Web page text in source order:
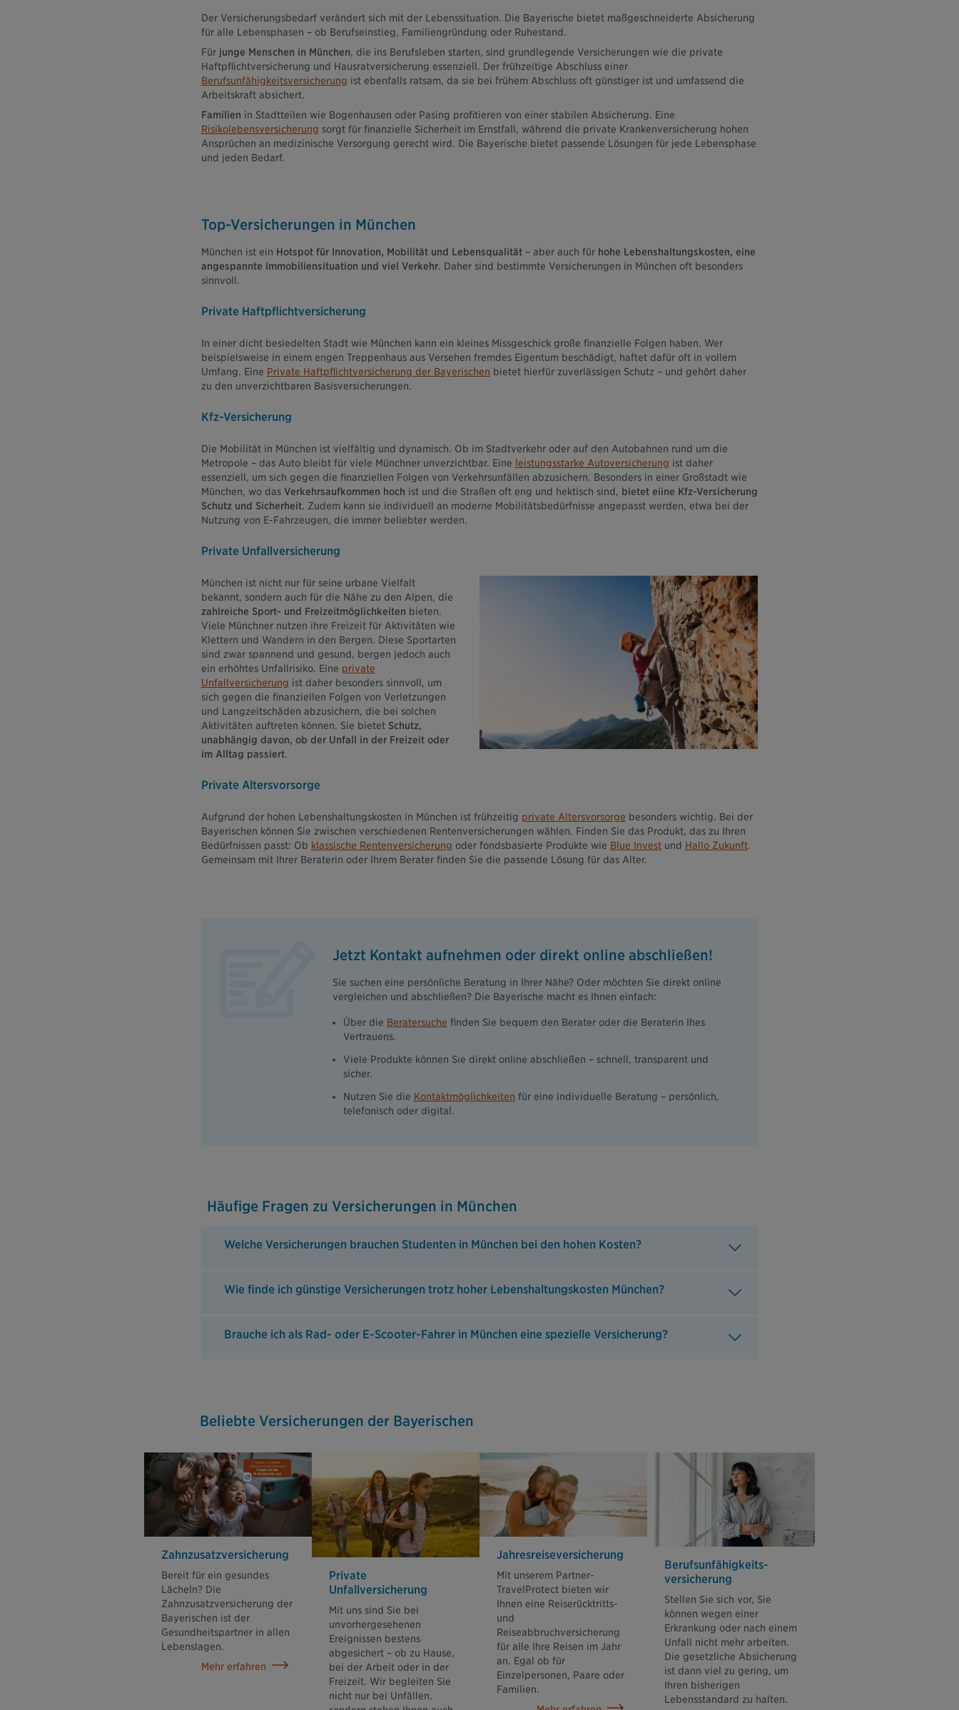
Der Versicherungsbedarf verändert sich mit der Lebenssituation. Die Bayerische bietet maßgeschneiderte Absicherung
für alle Lebensphasen – ob Berufseinstieg, Familiengründung oder Ruhestand.
Fürjunge Menschen in München, die ins Berufsleben starten, sind grundlegende Versicherungen wie die private
Haftpflichtversicherung und Hausratversicherung essenziell. Der frühzeitige Abschluss einer
Berufsunfähigkeitsversicherung ist ebenfalls ratsam, da sie bei frühem Abschluss oft günstiger ist und umfassend die
Arbeitskraft absichert.
Familien in Stadtteilen wie Bogenhausen oder Pasing profitieren von einer stabilen Absicherung. Eine
Risikolebensversicherung sorgt für finanzielle Sicherheit im Ernstfall, während die private Krankenversicherung hohen
Ansprüchen an medizinische Versorgung gerecht wird. Die Bayerische bietet passende Lösungen für jede Lebensphase
und jeden Bedarf.
Top-Versicherungen in München
München ist ein Hotspot für Innovation, Mobilität und Lebensqualität– aber auch für hohe Lebenshaltungskosten, eine
angespannte Immobiliensituation und viel Verkehr. Daher sind bestimmte Versicherungen in München oft besonders
sinnvoll.
Private Haftpflichtversicherung
In einer dicht besiedelten Stadt wie München kann ein kleines Missgeschick große finanzielle Folgen haben. Wer
beispielsweise in einem engen Treppenhaus aus Versehen fremdes Eigentum beschädigt, haftet dafür oft in vollem
Umfang. Eine Private Haftpflichtversicherung der Bayerischen bietet hierfür zuverlässigen Schutz – und gehört daher
zu den unverzichtbaren Basisversicherungen.
Kfz-Versicherung
Die Mobilität in München ist vielfältig und dynamisch. Ob im Stadtverkehr oder auf den Autobahnen rund um die
Metropole – das Auto bleibt für viele Münchner unverzichtbar. Eine leistungsstarke Autoversicherung ist daher
essenziell, um sich gegen die finanziellen Folgen von Verkehrsunfällen abzusichern. Besonders in einer Großstadt wie
München, wo das Verkehrsaufkommen hoch ist und die Straßen oft eng und hektisch sind, bietet eiine Kfz-Versicherung
Schutz und Sicherheit. Zudem kann sie individuell an moderne Mobilitätsbedürfnisse angepasst werden, etwa bei der
Nutzung von E-Fahrzeugen, die immer beliebter werden.
Private Unfallversicherung
München ist nicht nur für seine urbane Vielfalt
bekannt, sondern auch für die Nähe zu den Alpen, die
zahlreiche Sport- und Freizeitmöglichkeiten bieten.
Viele Münchner nutzen ihre Freizeit für Aktivitäten wie
Klettern und Wandern in den Bergen. Diese Sportarten
sind zwar spannend und gesund, bergen jedoch auch
ein erhöhtes Unfallrisiko. Eine private
Unfallversicherung ist daher besonders sinnvoll, um
sich gegen die finanziellen Folgen von Verletzungen
und Langzeitschäden abzusichern, die bei solchen
Aktivitäten auftreten können. Sie bietet Schutz,
unabhängig davon, ob der Unfall in der Freizeit oder
im Alltag passiert.
Private Altersvorsorge
Aufgrund der hohen Lebenshaltungskosten in München ist frühzeitig private Altersvorsorge besonders wichtig. Bei der
Bayerischen können Sie zwischen verschiedenen Rentenversicherungen wählen. Finden Sie das Produkt, das zu Ihren
Bedürfnissen passt: Ob klassische Rentenversicherung oder fondsbasierte Produkte wie Blue Investund Hallo Zukunft.
Gemeinsam mit Ihrer Beraterin oder Ihrem Berater finden Sie die passende Lösung für das Alter.
Jetzt Kontakt aufnehmen oder direkt online abschließen!
Sie suchen eine persönliche Beratung in Ihrer Nähe? Oder möchten Sie direkt online
vergleichen und abschließen? Die Bayerische macht es Ihnen einfach:
Über die Beratersuche finden Sie bequem den Berater oder die Beraterin Ihes
Vertrauens.
Viele Produkte können Sie direkt online abschließen – schnell, transparent und
sicher.
Nutzen Sie die Kontaktmöglichkeiten für eine individuelle Beratung – persönlich,
telefonisch oder digital.
Häufige Fragen zu Versicherungen in München
Welche Versicherungen brauchen Studenten in München bei den hohen Kosten?
Wie finde ich günstige Versicherungen trotz hoher Lebenshaltungskosten München?
Brauche ich als Rad- oder E-Scooter-Fahrer in München eine spezielle Versicherung?
Beliebte Versicherungen der Bayerischen
Zahn­zusatz­versicherung
Bereit für ein gesundes
Lächeln? Die
Zahnzusatzversicherung der
Bayerischen ist der
Gesundheitspartner in allen
Lebenslagen.
Mehr erfahren
Private
Unfallversicherung
Mit uns sind Sie bei
unvorhergesehenen
Ereignissen bestens
abgesichert – ob zu Hause,
bei der Arbeit oder in der
Freizeit. Wir begleiten Sie
nicht nur bei Unfällen,
Jahresreisever­sicherung
Mit unserem Partner-
TravelProtect bieten wir
Ihnen eine Reiserücktritts-
und
Reiseabbruchversicherung
für alle Ihre Reisen im Jahr
an. Egal ob für
Einzelpersonen, Paare oder
Familien.
Berufsunfähigkeits­
versicherung
Stellen Sie sich vor, Sie
können wegen einer
Erkrankung oder nach einem
Unfall nicht mehr arbeiten.
Die gesetzliche Absicherung
ist dann viel zu gering, um
Ihren bisherigen
Lebensstandard zu halten.